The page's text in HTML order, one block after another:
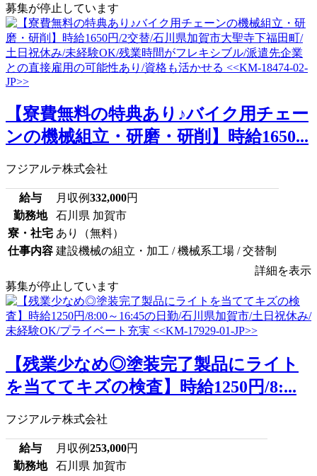
募集が停止しています
【寮費無料の特典あり♪バイク用チェー
ンの機械組立・研磨・研削】時給1650...
フジアルテ株式会社
給与 月収例332,000円
勤務地
石川県 加賀市
寮・社宅 あり（無料）
仕事内容 建設機械の組立・加工 / 機械系工場 / 交替制
詳細を表示
募集が停止しています
【残業少なめ◎塗装完了製品にライト
を当ててキズの検査】時給1250円/8:...
フジアルテ株式会社
給与 月収例253,000円
勤務地
石川県 加賀市